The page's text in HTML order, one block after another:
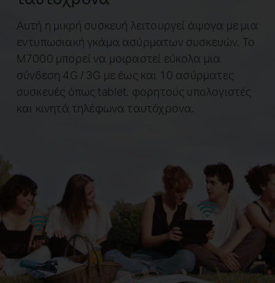
Αυτή η μικρή συσκευή λειτουργεί άψογα με μια
εντυπωσιακή γκάμα ασύρματων συσκευών. Το
M7000 μπορεί να μοιραστεί εύκολα μια
σύνδεση 4G / 3G με έως και 10 ασύρματες
συσκευές όπως tablet, φορητούς υπολογιστές
και κινητά τηλέφωνα ταυτόχρονα.